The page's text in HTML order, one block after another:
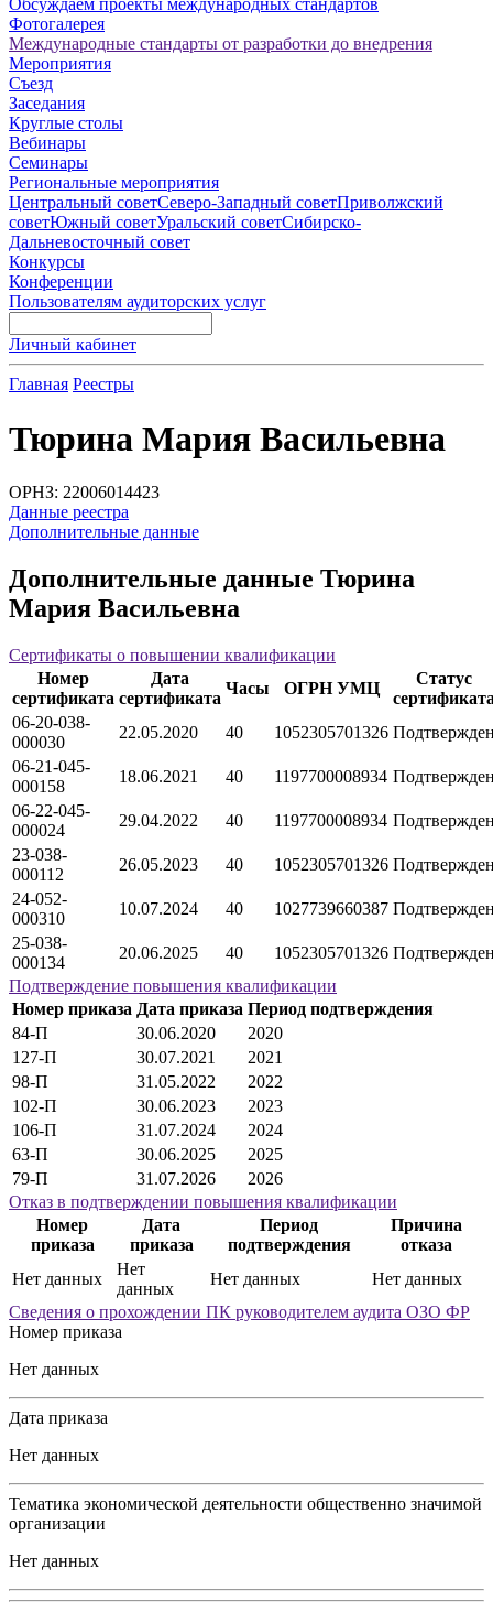
Обсуждаем проекты международных стандартов
Фотогалерея
Международные стандарты от разработки до внедрения
Мероприятия
Съезд
Заседания
Круглые столы
Вебинары
Семинары
Региональные мероприятия
Центральный советСеверо-Западный советПриволжский
советЮжный советУральский советСибирско-
Дальневосточный совет
Конкурсы
Конференции
Пользователям аудиторских услуг
Личный кабинет
Главная Реестры
Тюрина Мария Васильевна
ОРНЗ: 22006014423
Данные реестра
Дополнительные данные
Дополнительные данные Тюрина
Мария Васильевна
Сертификаты о повышении квалификации
Номер
сертификата
Дата
сертификата
Часы ОГРН УМЦ
Статус
06-20-038-
000030
22.05.2020 40 1052305701326
06-21-045-
000158
18.06.2021 40 1197700008934
06-22-045-
000024
29.04.2022 40 1197700008934
23-038-
000112
26.05.2023 40 1052305701326
24-052-
000310
10.07.2024 40 1027739660387
25-038-
000134
20.06.2025 40 1052305701326
Подтверждение повышения квалификации
Номер приказа Дата приказа Период подтверждения
84-П
30.06.2020
2020
127-П
30.07.2021
2021
98-П
31.05.2022
2022
102-П
30.06.2023
2023
106-П
31.07.2024
2024
63-П
30.06.2025
2025
79-П
31.07.2026
2026
Отказ в подтверждении повышения квалификации
Номер
приказа
Дата
приказа
Период
подтверждения
Причина
отказа
Нет данных
Нет
данных
Нет данных
Нет данных
Сведения о прохождении ПК руководителем аудита ОЗО ФР
Номер приказа
Нет данных
Дата приказа
Нет данных
Тематика экономической деятельности общественно значимой
организации
Нет данных